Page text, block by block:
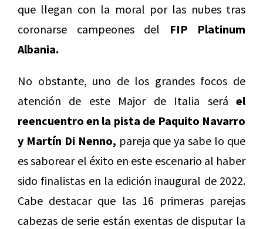
que llegan con la moral por las nubes tras
coronarse campeones del FIP Platinum
Albania.
No obstante, uno de los grandes focos de
atención de este Major de Italia será el
reencuentro en la pista de Paquito Navarro
y Martín Di Nenno, pareja que ya sabe lo que
es saborear el éxito en este escenario al haber
sido finalistas en la edición inaugural de 2022.
Cabe destacar que las 16 primeras parejas
cabezas de serie están exentas de disputar la